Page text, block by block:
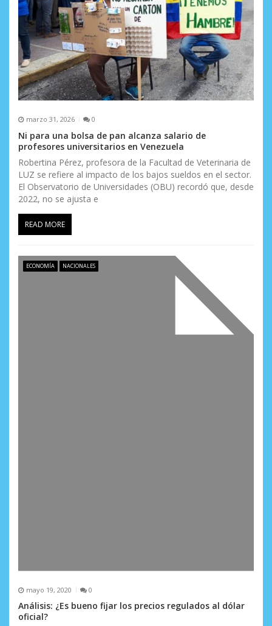
t
r
a
d
a
s marzo 31, 2026 0
Ni para una bolsa de pan alcanza salario de
profesores universitarios en Venezuela
Robertina Pérez, profesora de la Facultad de Veterinaria de
LUZ se refiere al impacto de los bajos sueldos en el sector.
El Observatorio de Universidades (OBU) recordó que, desde
2022, no se ajusta e
READ MORE
ECONOMÍA NACIONALES
mayo 19, 2020 0
Análisis: ¿Es bueno fijar los precios regulados al dólar
oficial?